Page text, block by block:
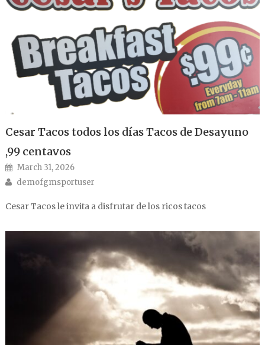
Cesar Tacos todos los días Tacos de Desayuno
,99 centavos
Posted on
March 31, 2026
Author
demofgmsportuser
Cesar Tacos le invita a disfrutar de los ricos tacos